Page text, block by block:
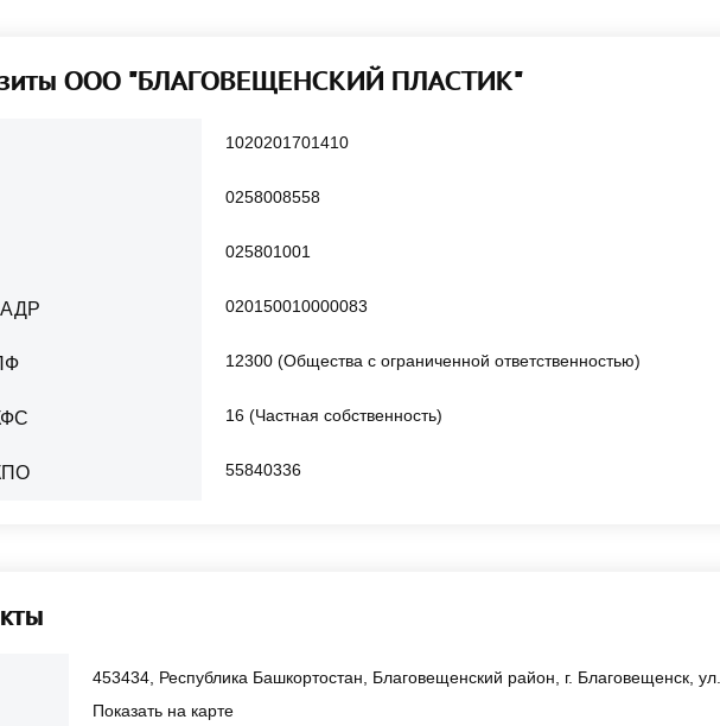
ООО "БЛАГОВЕЩЕНСКИЙ ПЛАСТИК"
1020201701410
0258008558
025801001
020150010000083
12300 (Общества с ограниченной ответственностью)
16 (Частная собственность)
55840336
453434, Республика Башкортостан, Благовещенский район, г. Благовещенск,
Показать на карте